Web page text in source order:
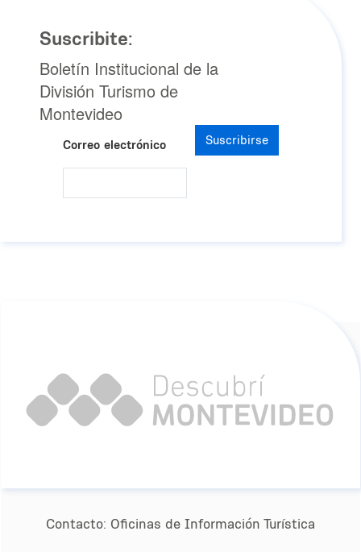
Suscribite:
Boletín Institucional de la
División Turismo de
Montevideo
Correo electrónico Suscribirse
Contacto: Oﬁcinas de Información Turística